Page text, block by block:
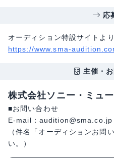
応
オーディション特設サイトよ
https://www.sma-
主催・
株式会社ソニー・ミュ
■お問い合わせ
E-mail：audition@sma.co.jp
（件名「オーディションお問
い。）